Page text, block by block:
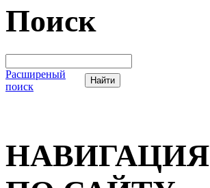
Поиск
Расширеный
поиск
НАВИГАЦИЯ